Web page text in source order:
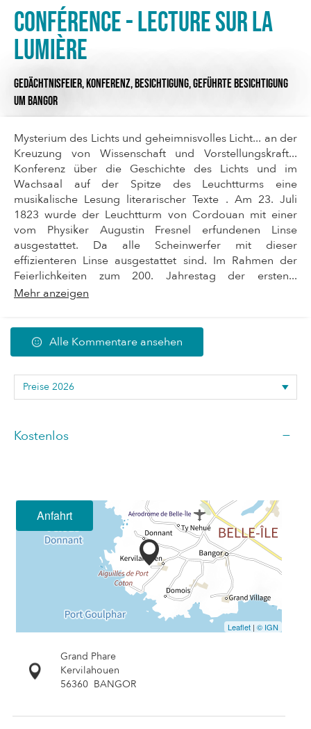
Conférence - lecture sur la
lumière
GEDÄCHTNISFEIER,KONFERENZ,BESICHTIGUNG,GEFÜHRTE BESICHTIGUNG
UM BANGOR
Mysterium des Lichts und geheimnisvolles Licht... an der
Kreuzung von Wissenschaft und Vorstellungskraft...
Konferenz über die Geschichte des Lichts und im
Wachsaal auf der Spitze des Leuchtturms eine
musikalische Lesung literarischer Texte . Am 23. Juli
1823 wurde der Leuchtturm von Cordouan mit einer
vom Physiker Augustin Fresnel erfundenen Linse
ausgestattet. Da alle Scheinwerfer mit dieser
effizienteren Linse ausgestattet sind. Im Rahmen der
Feierlichkeiten zum 200. Jahrestag der ersten...
Mehr anzeigen
Alle Kommentare ansehen
Kostenlos —
Anfahrt
Leaflet | © IGN
Grand Phare
Kervilahouen
56360 BANGOR